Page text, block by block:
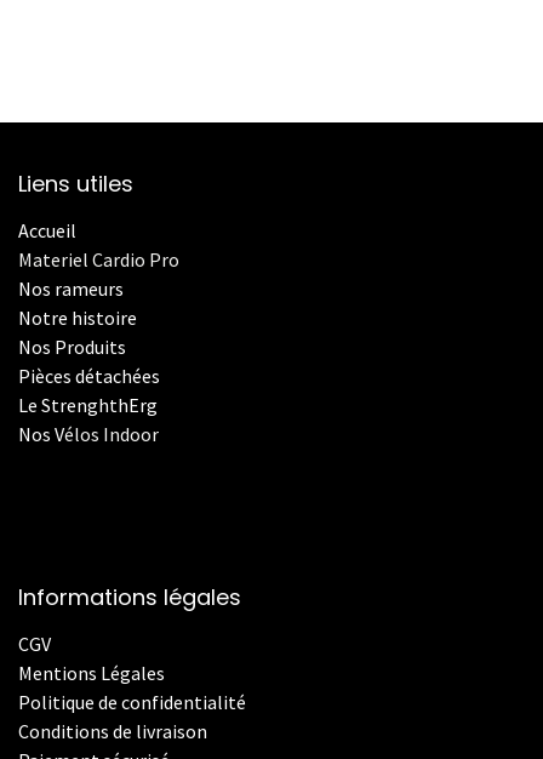
Liens utiles
Accueil
Materiel Cardio Pro
Nos rameurs
Notre histoire
Nos Produits
Pièces détachées
Le StrenghthErg
Nos Vélos Indoor
Informations légales
CGV
Mentions Légales
Politique de confidentialité
Conditions de livraison